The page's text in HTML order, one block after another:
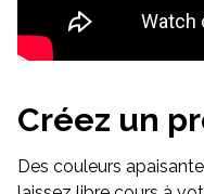
Créez un
Des couleurs